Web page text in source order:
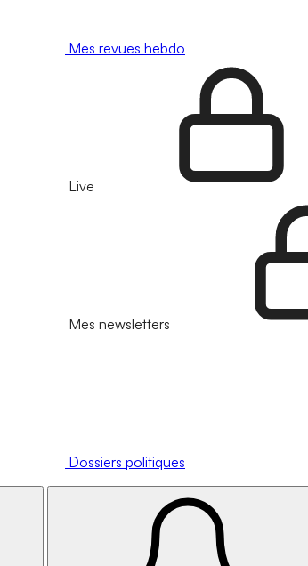
Mes revues hebdo
Live
Mes newsletters
Dossiers politiques